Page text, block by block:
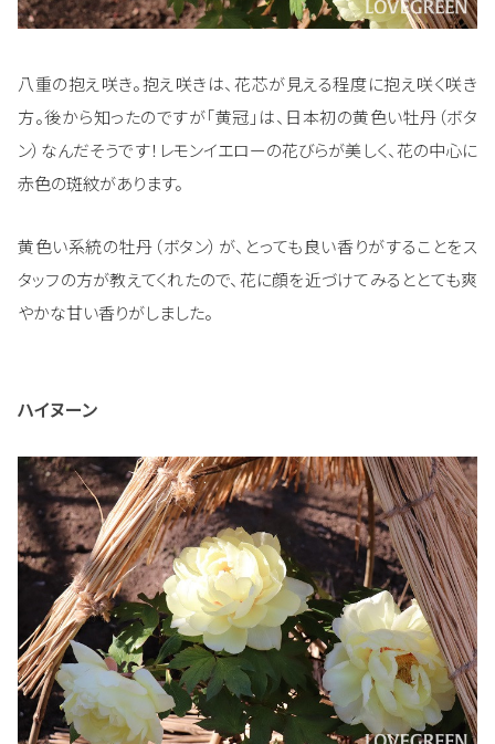
八重の抱え咲き。抱え咲きは、花芯が見える程度に抱え咲く咲き
方。後から知ったのですが「黄冠」は、日本初の黄色い牡丹（ボタ
ン）なんだそうです！レモンイエローの花びらが美しく、花の中心に
赤色の斑紋があります。
黄色い系統の牡丹（ボタン）が、とっても良い香りがすることをス
タッフの方が教えてくれたので、花に顔を近づけてみるととても爽
やかな甘い香りがしました。
ハイヌーン